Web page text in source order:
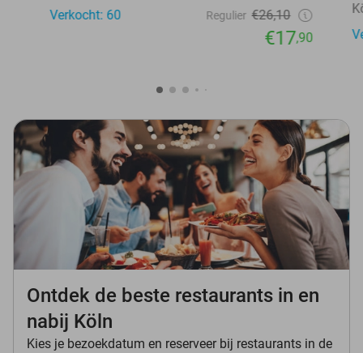
Verkocht: 60
Regulier €26,10
€17,90
Ontdek de beste restaurants in en
nabij Köln
Kies je bezoekdatum en reserveer bij restaurants in de